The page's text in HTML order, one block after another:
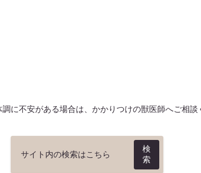
に不安がある場合は、かかりつけの獣医師へご相談
検
索